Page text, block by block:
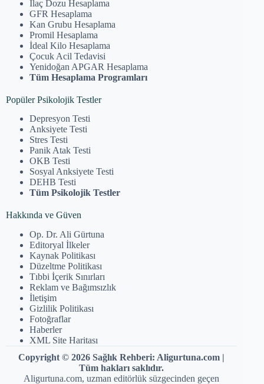
İlaç Dozu Hesaplama
GFR Hesaplama
Kan Grubu Hesaplama
Promil Hesaplama
İdeal Kilo Hesaplama
Çocuk Acil Tedavisi
Yenidoğan APGAR Hesaplama
Tüm Hesaplama Programları
Popüler Psikolojik Testler
Depresyon Testi
Anksiyete Testi
Stres Testi
Panik Atak Testi
OKB Testi
Sosyal Anksiyete Testi
DEHB Testi
Tüm Psikolojik Testler
Hakkında ve Güven
Op. Dr. Ali Gürtuna
Editoryal İlkeler
Kaynak Politikası
Düzeltme Politikası
Tıbbi İçerik Sınırları
Reklam ve Bağımsızlık
İletişim
Gizlilik Politikası
Fotoğraflar
Haberler
XML Site Haritası
Copyright © 2026 Sağlık Rehberi: Aligurtuna.com |
Tüm hakları saklıdır.
Aligurtuna.com, uzman editörlük süzgecinden geçen